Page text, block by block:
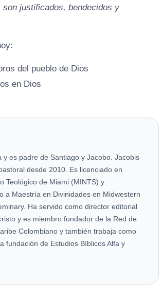
justificados, bendecidos y
del pueblo de Dios
en Dios
y es padre de Santiago y Jacobo. Jacobis
desde 2010. Es licenciado en
Teológico de Miami (MINTS) y
a Maestría en Divinidades en Midwestern
Ha servido como director editorial
y es miembro fundador de la Red de
Colombiano y también trabaja como
fundación de Estudios Bíblicos Alfa y